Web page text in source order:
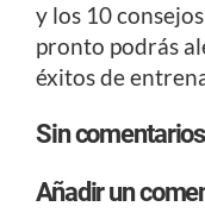
y los 10
pronto podrás
éxitos de
Sin comentarios
Añadir un